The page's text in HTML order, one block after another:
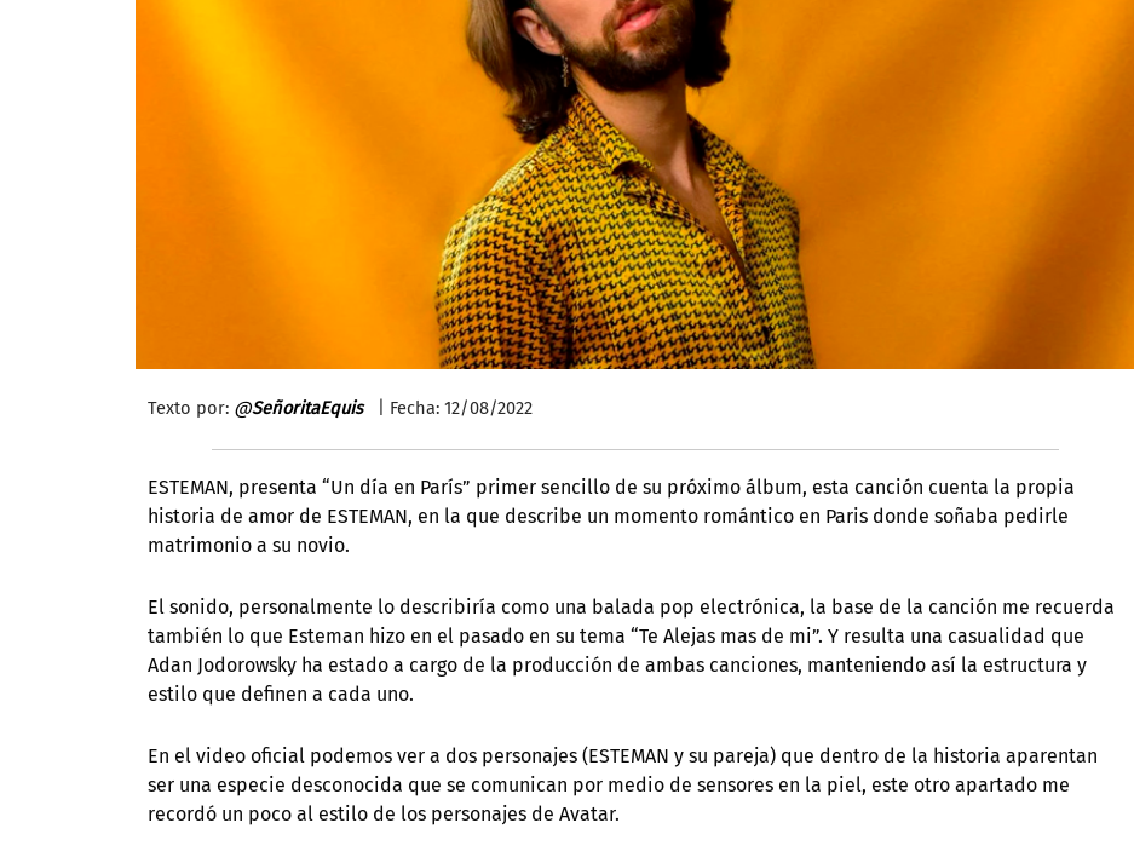
Texto por: @SeñoritaEquis| Fecha: 12/08/2022
ESTEMAN, presenta “Un día en París” primer sencillo de su próximo álbum, esta canción cuenta la propia
historia de amor de ESTEMAN, en la que describe un momento romántico en Paris donde soñaba pedirle
matrimonio a su novio.
El sonido, personalmente lo describiría como una balada pop electrónica, la base de la canción me recuerda
también lo que Esteman hizo en el pasado en su tema “Te Alejas mas de mi”. Y resulta una casualidad que
Adan Jodorowsky ha estado a cargo de la producción de ambas canciones, manteniendo así la estructura y
estilo que definen a cada uno.
En el video oficial podemos ver a dos personajes (ESTEMAN y su pareja) que dentro de la historia aparentan
ser una especie desconocida que se comunican por medio de sensores en la piel, este otro apartado me
recordó un poco al estilo de los personajes de Avatar.